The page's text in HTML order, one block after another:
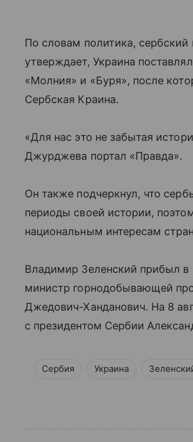
По словам политика, сербский
утверждает, Украина
«Молния» и «Буря», после
Сербская Краина.
«Для нас это не забытая
Джурджева портал «Правда».
Он также подчеркнул, что
периоды своей истории,
национальным интересам
Владимир Зеленский прибыл в
министр горнодобывающей
Джедович-Ханданович. На 8
с президентом Сербии
Сербия Украина